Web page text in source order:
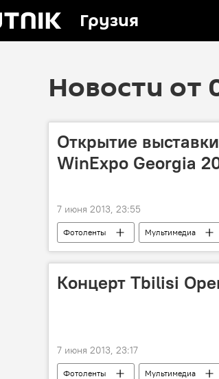
Грузия
Новости от
Открытие
WinExpo Georgia
7 июня 2013, 23:55
Фотоленты Мультимедиа
Концерт Tbilisi
7 июня 2013, 23:17
Фотоленты Мультимедиа